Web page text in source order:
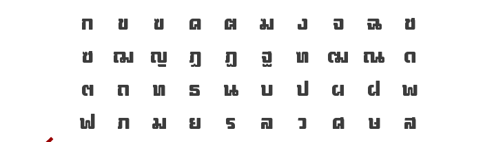
ก ข ฃ ค ฅ ฆ ง จ ฉ
ช
ซ
ฌ ญ ฎ ฏ ฐ ฑ ฒ ณ
ด
ต
ถ ท ธ น บ ป ผ ฝ
พ
ฟ
ภ ม ย ร ล ว ศ ษ
ส